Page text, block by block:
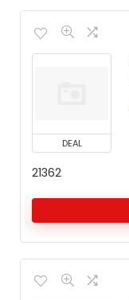
DEAL
21362